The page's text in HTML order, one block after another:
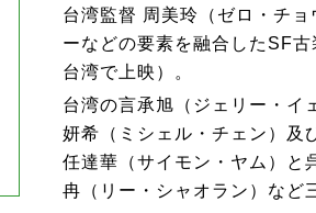
台湾監督 周美玲（ゼロ・チ
ーなどの要素を融合したSF
台湾で上映）。
台湾の言承旭（ジェリー・イ
妍希（ミシェル・チェン）及
任達華（サイモン・ヤム）と
冉（リー・シャオラン）など